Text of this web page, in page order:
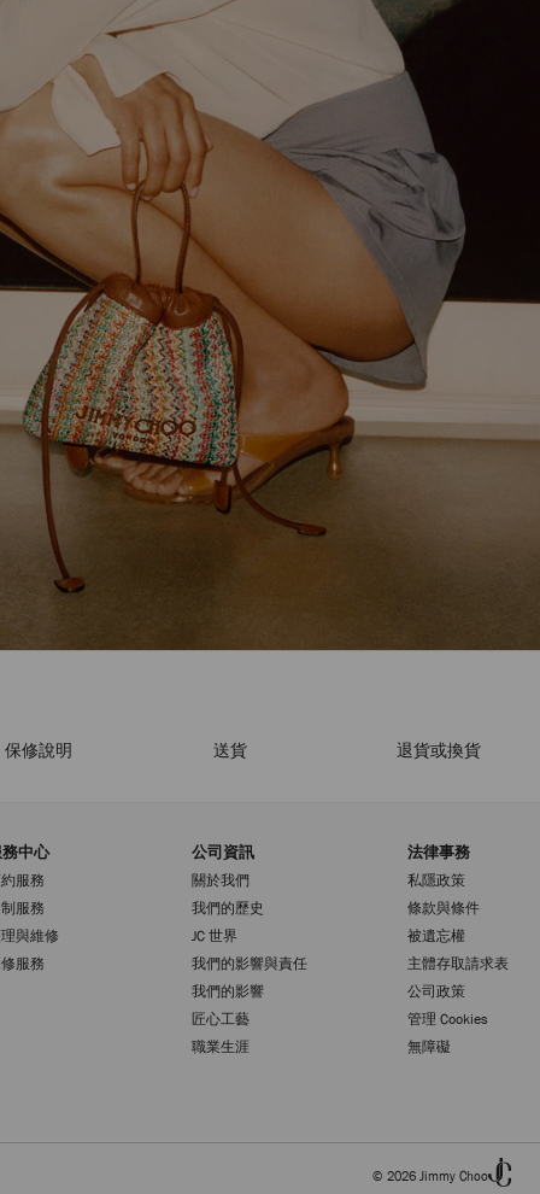
保修說明 送貨 退貨或換貨
中心
服務
服務
與維修
服務
公司資訊
關於我們
我們的歷史
JC 世界
我們的影響與責任
我們的影響
匠心工藝
職業生涯
法律事務
私隱政策
條款與條件
被遺忘權
主體存取請求表
公司政策
管理 Cookies
無障礙
© 2026 Jimmy Choo